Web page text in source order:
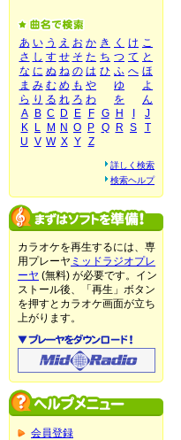
あ い う え お か き く け こ
さ し す せ そ た ち つ て と
な に ぬ ね の は ひ ふ へ ほ
ま み む め も や ゆ
よ
ら り る れ ろ わ を
ん
A
B C D E F G H
J
K
L M N O P Q R S
T
U V W X Y Z
詳しく検索
検索ヘルプ
カラオケを再生するには、専
用プレーヤ ミッドラジオプレ
ーヤ (無料) が必要です。イン
ストール後、「再生」ボタン
を押すとカラオケ画面が立ち
上がります。
会員登録